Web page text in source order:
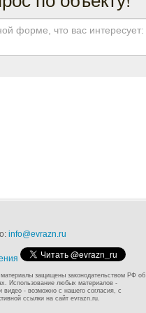
info@evrazn.ru
защищены законодательством РФ об
Использование любых материалов -
видео - возможно с нашего согласия, с
ссылки на сайт evrazn.ru.